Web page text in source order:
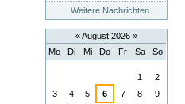
Weitere Nachrichten…
«August 2026 »
Mo Di Mi Do Fr Sa So
1
2
3
4 5 6 7 8
9